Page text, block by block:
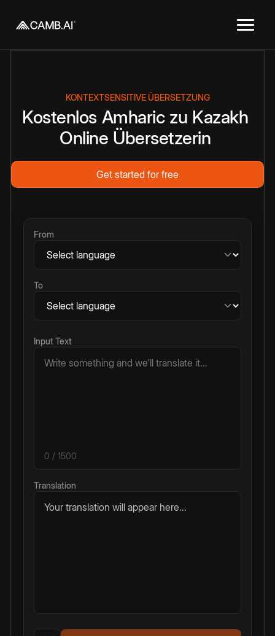
KONTEXTSENSITIVE ÜBERSETZUNG
Kostenlos Amharic zu Kazakh
Online Übersetzerin
Get started for free
From
To
Input Text
0 / 1500
Translation
Your translation will appear here...